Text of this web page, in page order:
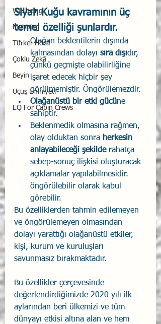
Wellbeing
Mobbing
Türker Hoca
Çoklu Zekâ
Beyin
Uçuş Emniyeti
EQ For Cabin Crews
Siyah Kuğu kavramının üç
temel özelliği şunlardır.
Olağan beklentilerin dışında
kalmasından dolayı sıra dışıdır,
çünkü geçmişte olabilirliğine
işaret edecek hiçbir şey
görülmemiştir. Öngörülemezdir.
Olağanüstü bir etki gücüne
sahiptir.
Beklenmedik olmasına rağmen,
olay olduktan sonra herkesin
anlayabileceği şekilde rahatça
sebep-sonuç ilişkisi oluşturacak
açıklamalar yapılabilmesidir.
öngörülebilir olarak kabul
görebilir.
Bu özelliklerden tahmin edilemeyen
ve öngörülemeyen olmasından
dolayı yarattığı olağanüstü etkiler,
kişi, kurum ve kuruluşları
savunmasız bırakmaktadır.
Bu özellikler çerçevesinde
değerlendirdiğimizde 2020 yılı ilk
aylarından beri ülkemizi ve tüm
dünyayı etkisi altına alan ve hem